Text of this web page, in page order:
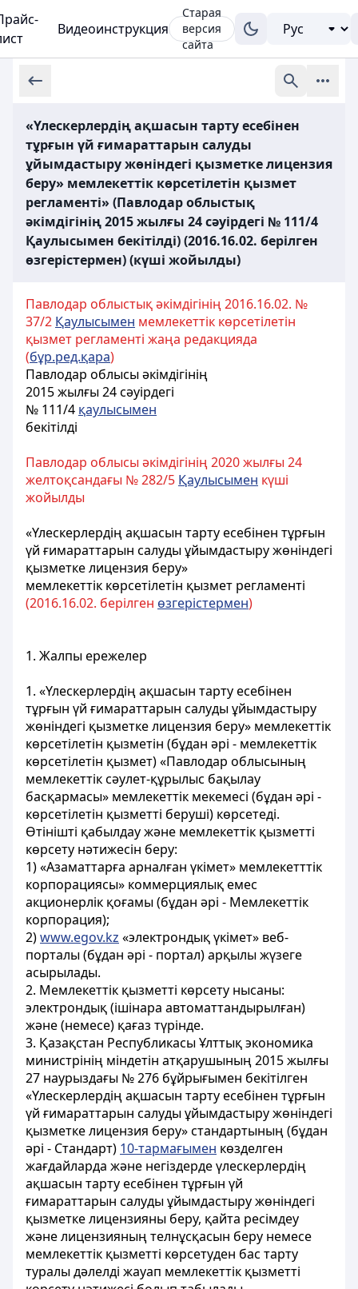
Видеоинструкция
Старая
версия
сайта
«Үлескерлердің ақшасын тарту есебінен
тұрғын үй ғимараттарын салуды
ұйымдастыру жөніндегі қызметке лицензия
беру» мемлекеттік көрсетілетін қызмет
регламенті» (Павлодар облыстық
әкімдігінің 2015 жылғы 24 сәуірдегі № 111/4
Қаулысымен бекітілді) (2016.16.02. берілген
өзгерістермен) (күші жойылды)
Павлодар облыстық әкімдігінің 2016.16.02. №
37/2 Қаулысымен мемлекеттік көрсетілетін
қызмет регламенті жаңа редакцияда
(бұр.ред.қара)
Павлодар облысы әкімдігінің
2015 жылғы 24 сәуірдегі
№ 111/4 қаулысымен
бекітілді
Павлодар облысы әкімдігінің 2020 жылғы 24
желтоқсандағы № 282/5 Қаулысымен күші
жойылды
«Үлескерлердің ақшасын тарту есебінен тұрғын
үй ғимараттарын салуды ұйымдастыру жөніндегі
қызметке лицензия беру»
мемлекеттік көрсетілетін қызмет регламенті
(2016.16.02. берілген өзгерістермен)
1. Жалпы ережелер
1. «Үлескерлердің ақшасын тарту есебінен
тұрғын үй ғимараттарын салуды ұйымдастыру
жөніндегі қызметке лицензия беру» мемлекеттік
көрсетілетін қызметін (бұдан әрі - мемлекеттік
көрсетілетін қызмет) «Павлодар облысының
мемлекеттік сәулет-құрылыс бақылау
басқармасы» мемлекеттік мекемесі (бұдан әрі -
көрсетілетін қызметті беруші) көрсетеді.
Өтінішті қабылдау және мемлекеттік қызметті
көрсету нәтижесін беру:
1) «Азаматтарға арналған үкімет» мемлекетттік
корпорациясы» коммерциялық емес
акционерлік қоғамы (бұдан әрі - Мемлекеттік
корпорация);
2)www.egov.kz «электрондық үкімет» веб-
порталы (бұдан әрі - портал) арқылы жүзеге
асырылады.
2. Мемлекеттік қызметті көрсету нысаны:
электрондық (ішінара автоматтандырылған)
және (немесе) қағаз түрінде.
3. Қазақстан Республикасы Ұлттық экономика
министрінің міндетін атқарушының 2015 жылғы
27 наурыздағы № 276 бұйрығымен бекітілген
«Үлескерлердің ақшасын тарту есебінен тұрғын
үй ғимараттарын салуды ұйымдастыру жөніндегі
қызметке лицензия беру» стандартының (бұдан
әрі - Стандарт) 10-тармағымен көзделген
жағдайларда және негіздерде үлескерлердің
ақшасын тарту есебінен тұрғын үй
ғимараттарын салуды ұйымдастыру жөніндегі
қызметке лицензияны беру, қайта ресімдеу
және лицензияның телнұсқасын беру немесе
мемлекеттік қызметті көрсетуден бас тарту
туралы дәлелді жауап мемлекеттік қызметті